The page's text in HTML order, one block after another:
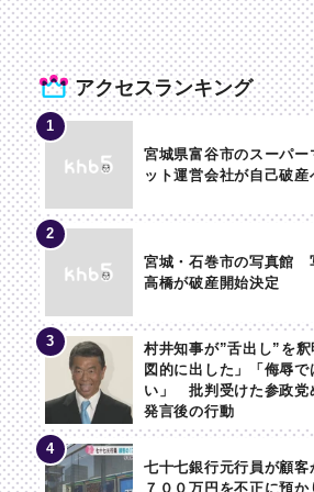
アクセスランキング
宮城県富谷市のスーパー
ット運営会社が自己破産
宮城・石巻市の写真館
高橋が破産開始決定
村井知事が”舌出し”を釈
図的に出した」「侮辱で
い」 批判受けた参政党
発言後の行動
七十七銀行元行員が顧客
７００万円を不正に預か